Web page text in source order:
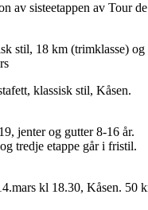
av sisteetappen av Tour de
stil, 18 km (trimklasse) og
klassisk stil, Kåsen.
jenter og gutter 8-16 år.
tredje etappe går i fristil.
kl 18.30, Kåsen. 50